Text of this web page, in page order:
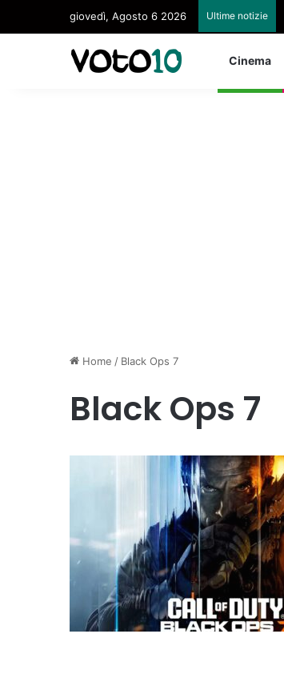
giovedì, Agosto 6 2026 Ultime notizie
Cinema
Home / Black Ops 7
Black Ops 7